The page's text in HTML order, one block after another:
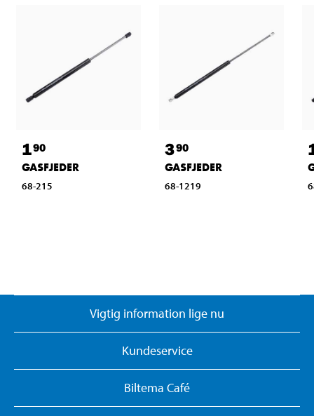
190
GASFJEDER
68-215
390
GASFJEDER
68-1219
Vigtig information lige nu
Kundeservice
Biltema Café